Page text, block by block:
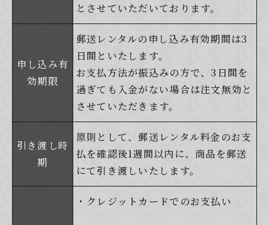
とさせていただいております。
申し込み有
効期限
郵送レンタルの申し込み有効期間は3
日間といたします。
お支払方法が振込みの方で、3日間を
過ぎても入金がない場合は注文無効と
させていただきます。
引き渡し時
期
原則として、郵送レンタル料金のお支
払を確認後1週間以内に、商品を郵送
にて引き渡しいたします。
・クレジットカードでのお支払い